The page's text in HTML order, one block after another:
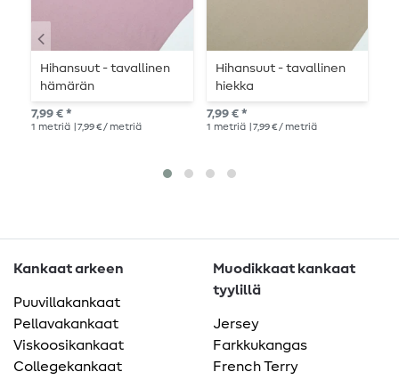
Hihansuut - tavallinen
hämärän
vaaleanpunainen
7,99 € *
1 metriä | 7,99 € / metriä
Hihansuut - tavallinen
hiekka
7,99 € *
1 metriä | 7,99 € / metriä
Kankaat arkeen
Puuvillakankaat
Pellavakankaat
Viskoosikankaat
Collegekankaat
Muodikkaat kankaat
tyylillä
Jersey
Farkkukangas
French Terry